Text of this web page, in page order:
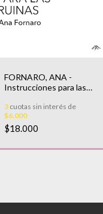
FORNARO, ANA -
Instrucciones para las
3 cuotas sin interés de
$6.000
$18.000